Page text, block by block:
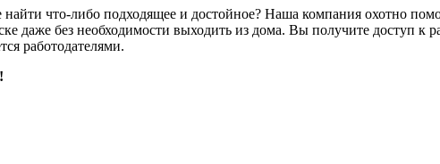
что-либо подходящее и достойное? Наша компания охотно
даже без необходимости выходить из дома. Вы получите доступ к
работодателями.